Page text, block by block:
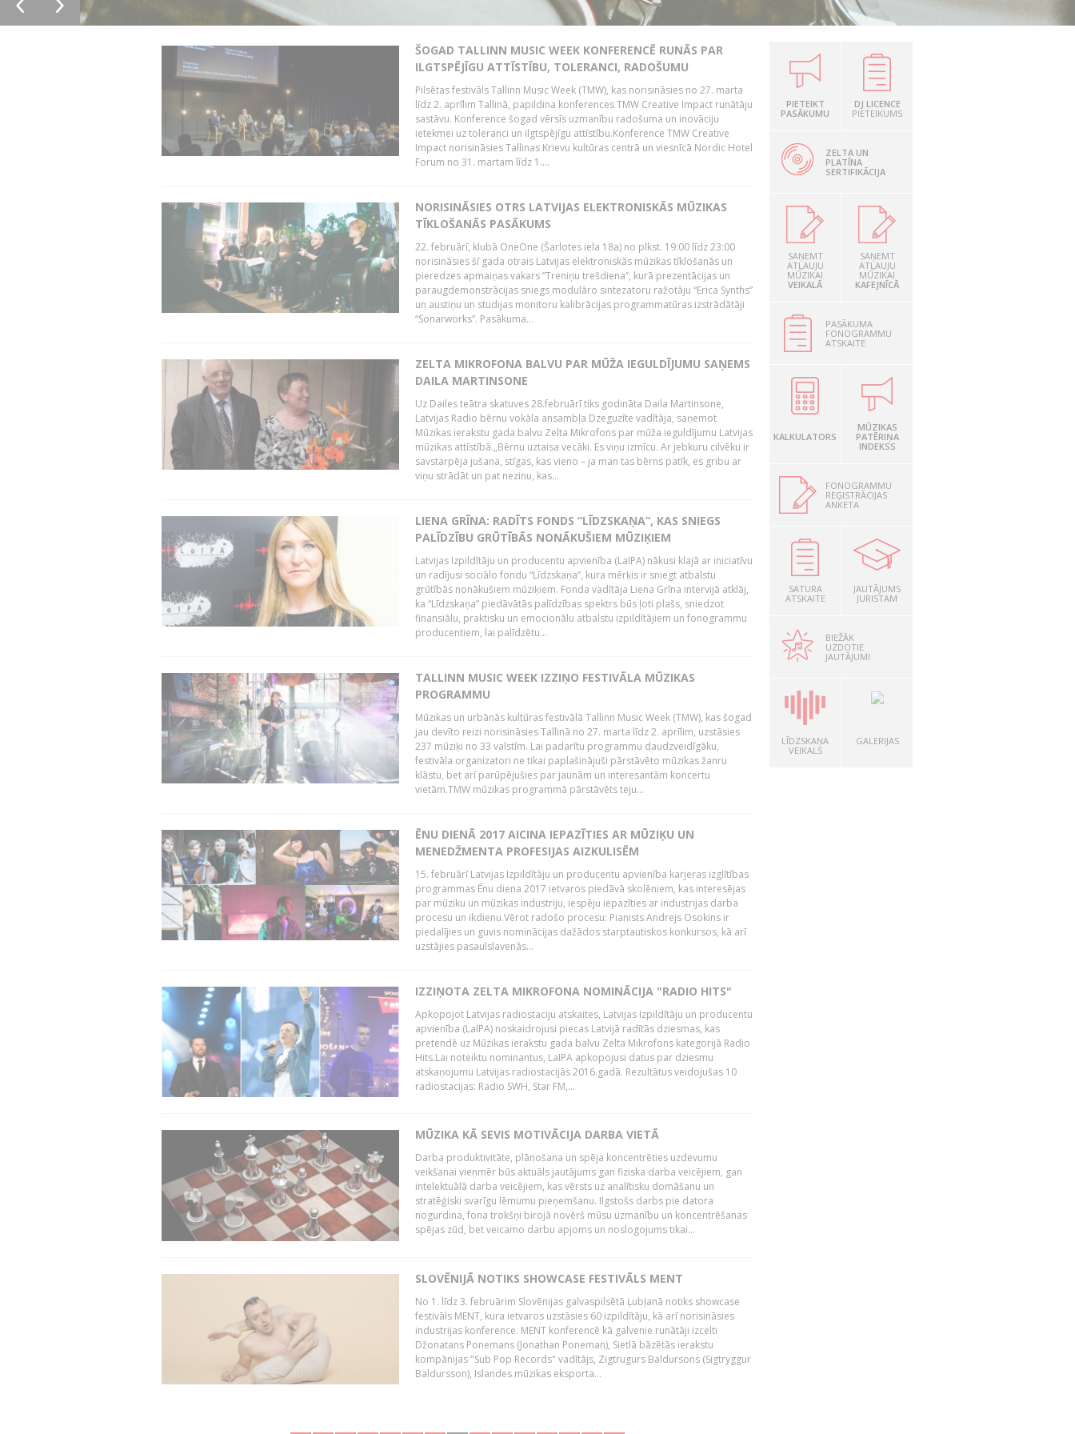
ŠOGAD TALLINN MUSIC WEEK KONFERENCĒ RUNĀS PAR
ILGTSPĒJĪGU ATTĪSTĪBU, TOLERANCI, RADOŠUMU
Pilsētas festivāls Tallinn Music Week (TMW), kas norisināsies no 27. marta
līdz 2. aprīlim Tallinā, papildina konferences TMW Creative Impact runātāju
sastāvu. Konference šogad vērsīs uzmanību radošuma un inovāciju
ietekmei uz toleranci un ilgtspējīgu attīstību.Konference TMW Creative
Impact norisināsies Tallinas Krievu kultūras centrā un viesnīcā Nordic Hotel
Forum no 31. martam līdz 1....
NORISINĀSIES OTRS LATVIJAS ELEKTRONISKĀS MŪZIKAS
TĪKLOŠANĀS PASĀKUMS
22. februārī, klubā OneOne (Šarlotes iela 18a) no plkst. 19:00 līdz 23:00
norisināsies šī gada otrais Latvijas elektroniskās mūzikas tīklošanās un
pieredzes apmaiņas vakars ‘’Treniņu trešdiena’’, kurā prezentācijas un
paraugdemonstrācijas sniegs modulāro sintezatoru ražotāju “Erica Synths”
un austiņu un studijas monitoru kalibrācijas programmatūras izstrādātāji
“Sonarworks”. Pasākuma...
ZELTA MIKROFONA BALVU PAR MŪŽA IEGULDĪJUMU SAŅEMS
DAILA MARTINSONE
Uz Dailes teātra skatuves 28.februārī tiks godināta Daila Martinsone,
Latvijas Radio bērnu vokāla ansambļa Dzeguzīte vadītāja, saņemot
Mūzikas ierakstu gada balvu Zelta Mikrofons par mūža ieguldījumu Latvijas
mūzikas attīstībā.„Bērnu uztaisa vecāki. Es viņu izmīcu. Ar jebkuru cilvēku ir
savstarpēja jušana, stīgas, kas vieno – ja man tas bērns patīk, es gribu ar
viņu strādāt un pat nezinu, kas...
LIENA GRĪNA: RADĪTS FONDS “LĪDZSKAŅA”, KAS SNIEGS
PALĪDZĪBU GRŪTĪBĀS NONĀKUŠIEM MŪZIĶIEM
Latvijas Izpildītāju un producentu apvienība (LaIPA) nākusi klajā ar iniciatīvu
un radījusi sociālo fondu “Līdzskaņa”, kura mērķis ir sniegt atbalstu
grūtībās nonākušiem mūziķiem. Fonda vadītāja Liena Grīna intervijā atklāj,
ka “Līdzskaņa” piedāvātās palīdzības spektrs būs ļoti plašs, sniedzot
finansiālu, praktisku un emocionālu atbalstu izpildītājiem un fonogrammu
producentiem, lai palīdzētu...
TALLINN MUSIC WEEK IZZIŅO FESTIVĀLA MŪZIKAS
PROGRAMMU
Mūzikas un urbānās kultūras festivālā Tallinn Music Week (TMW), kas šogad
jau devīto reizi norisināsies Tallinā no 27. marta līdz 2. aprīlim, uzstāsies
237 mūziķi no 33 valstīm. Lai padarītu programmu daudzveidīgāku,
festivāla organizatori ne tikai paplašinājuši pārstāvēto mūzikas žanru
klāstu, bet arī parūpējušies par jaunām un interesantām koncertu
vietām.TMW mūzikas programmā pārstāvēts teju...
ĒNU DIENĀ 2017 AICINA IEPAZĪTIES AR MŪZIĶU UN
MENEDŽMENTA PROFESIJAS AIZKULISĒM
15. februārī Latvijas Izpildītāju un producentu apvienība karjeras izglītības
programmas Ēnu diena 2017 ietvaros piedāvā skolēniem, kas interesējas
par mūziku un mūzikas industriju, iespēju iepazīties ar industrijas darba
procesu un ikdienu.Vērot radošo procesu: Pianists Andrejs Osokins ir
piedalījies un guvis nominācijas dažādos starptautiskos konkursos, kā arī
uzstājies pasaulslavenās...
IZZIŅOTA ZELTA MIKROFONA NOMINĀCIJA "RADIO HITS"
Apkopojot Latvijas radiostaciju atskaites, Latvijas Izpildītāju un producentu
apvienība (LaIPA) noskaidrojusi piecas Latvijā radītās dziesmas, kas
pretendē uz Mūzikas ierakstu gada balvu Zelta Mikrofons kategorijā Radio
Hits.Lai noteiktu nominantus, LaIPA apkopojusi datus par dziesmu
atskaņojumu Latvijas radiostacijās 2016.gadā. Rezultātus veidojušas 10
radiostacijas: Radio SWH, Star FM,...
MŪZIKA KĀ SEVIS MOTIVĀCIJA DARBA VIETĀ
Darba produktivitāte, plānošana un spēja koncentrēties uzdevumu
veikšanai vienmēr būs aktuāls jautājums gan fiziska darba veicējiem, gan
intelektuālā darba veicējiem, kas vērsts uz analītisku domāšanu un
stratēģiski svarīgu lēmumu pieņemšanu. Ilgstošs darbs pie datora
nogurdina, fona trokšņi birojā novērš mūsu uzmanību un koncentrēšanas
spējas zūd, bet veicamo darbu apjoms un noslogojums tikai...
SLOVĒNIJĀ NOTIKS SHOWCASE FESTIVĀLS MENT
No 1. līdz 3. februārim Slovēnijas galvaspilsētā Ļubļanā notiks showcase
festivāls MENT, kura ietvaros uzstāsies 60 izpildītāju, kā arī norisināsies
industrijas konference. MENT konferencē kā galvenie runātāji izcelti
Džonatans Ponemans (Jonathan Poneman), Sietlā bāzētās ierakstu
kompānijas "Sub Pop Records" vadītājs, Zigtrugurs Baldursons (Sigtryggur
Baldursson), Islandes mūzikas eksporta...
PIETEIKT
PASĀKUMU
DJ LICENCE
PIETEIKUMS
ZELTA UN
PLATĪNA
SERTIFIKĀCIJA
SAŅEMT
ATĻAUJU
MŪZIKAI
VEIKALĀ
SAŅEMT
ATĻAUJU
MŪZIKAI
KAFEJNĪCĀ
PASĀKUMA
FONOGRAMMU
ATSKAITE
KALKULATORS
MŪZIKAS
PATĒRIŅA
INDEKSS
FONOGRAMMU
REĢISTRĀCIJAS
ANKETA
SATURA
ATSKAITE
JAUTĀJUMS
JURISTAM
BIEŽĀK
UZDOTIE
JAUTĀJUMI
LĪDZSKAŅA
VEIKALS
GALERIJAS